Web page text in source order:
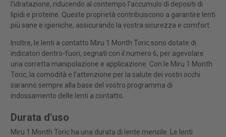
l'idratazione, riducendo al contempo l'accumulo di depositi di
lipidi e proteine. Queste proprietà contribuiscono a garantire lenti
più sane e igieniche, assicurando la vostra sicurezza e comfort.
Inoltre, le lenti a contatto Miru 1 Month Toric sono dotate di
indicatori dentro-fuori, segnati con il numero 6, per agevolare
una corretta manipolazione e applicazione. Con le Miru 1 Month
Toric, la comodità e l'attenzione per la salute dei vostri occhi
saranno sempre alla base del vostro programma di
indossamento delle lenti a contatto.
Durata d'uso
Miru 1 Month Toric ha una durata di lente mensile. Le lenti